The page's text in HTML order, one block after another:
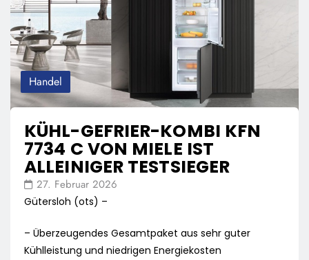
Handel
KÜHL-GEFRIER-KOMBI KFN
7734 C VON MIELE IST
ALLEINIGER TESTSIEGER
27. Februar 2026
Gütersloh (ots) –
– Überzeugendes Gesamtpaket aus sehr guter
Kühlleistung und niedrigen Energiekosten